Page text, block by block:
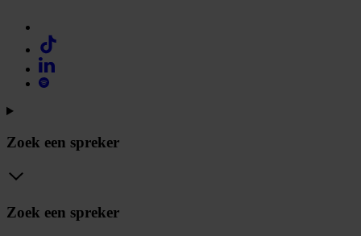
Zoek een spreker
Zoek een spreker